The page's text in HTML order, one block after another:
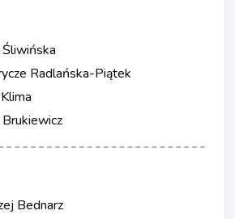
Radlańska-Piątek
Bednarz